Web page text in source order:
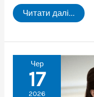
18
червня
засідання
Правління
ГС
«Енергетичний
Союз»
Читати далі...
Чер
17
2026